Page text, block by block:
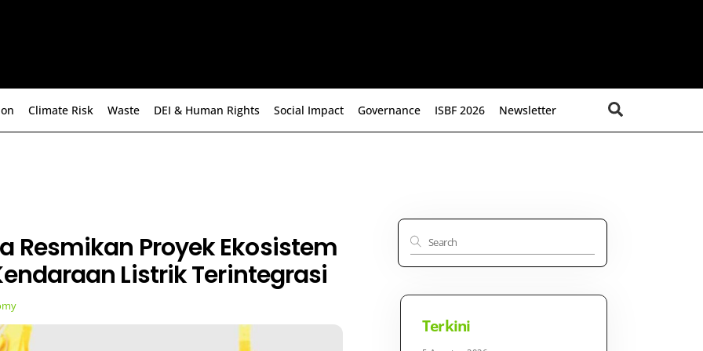
Climate Risk Waste DEI & Human Rights Social Impact Governance ISBF 2026 Newsletter
Resmikan Proyek Ekosistem
Listrik Terintegrasi
Terkini